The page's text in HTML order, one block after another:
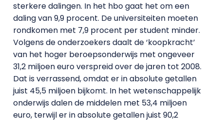
sterkere dalingen. In het hbo gaat het om een
daling van 9,9 procent. De universiteiten moeten
rondkomen met 7,9 procent per student minder.
Volgens de onderzoekers daalt de ‘koopkracht’
van het hoger beroepsonderwijs met ongeveer
31,2 miljoen euro verspreid over de jaren tot 2008.
Dat is verrassend, omdat er in absolute getallen
juist 45,5 miljoen bijkomt. In het wetenschappelijk
onderwijs dalen de middelen met 53,4 miljoen
euro, terwijl er in absolute getallen juist 90,2